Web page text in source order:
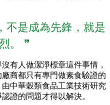
不是成為先鋒，就是
。 ❞
有人做潔淨標章這件事情，
商都只有專門做素食驗證的
中華穀類食品工業技術研究
證的問題才得以解決。